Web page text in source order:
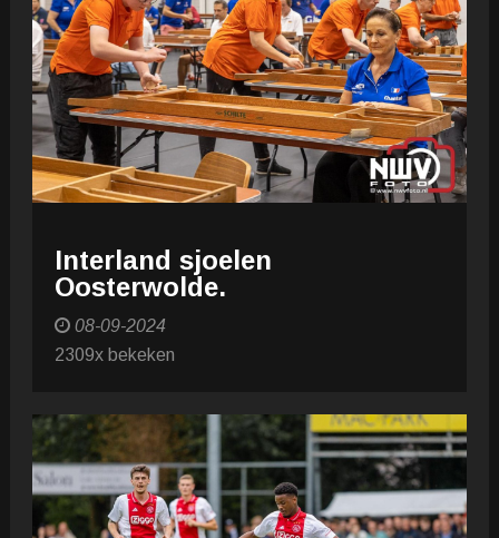
Interland sjoelen
Oosterwolde.
08-09-2024
2309x bekeken